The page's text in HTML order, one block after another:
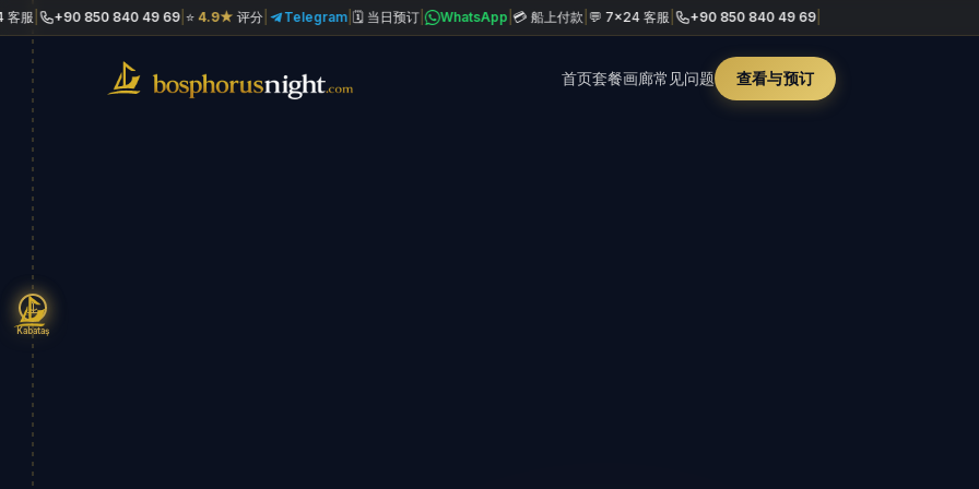
Kabataş
+90 850 840 49 69|⭐4.9★评分| Telegram|🗓 当日预订| WhatsApp|💳 船上付款|💬 7×24 客服| +90 850 840 49 69|
首页套餐画廊常见问题 查看与预订